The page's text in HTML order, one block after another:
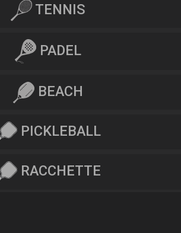
TENNIS
PADEL
BEACH
PICKLEBALL
RACCHETTE